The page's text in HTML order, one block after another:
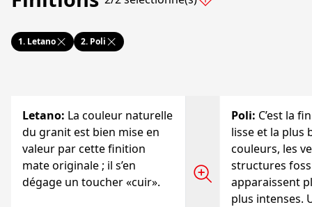
1. Letano 2. Poli
Letano: La couleur naturelle
du granit est bien mise en
valeur par cette finition
mate originale ; il s’en
dégage un toucher «cuir».
Poli: C’est la
lisse et la plus
couleurs, les
structures
apparaissent
plus intenses.